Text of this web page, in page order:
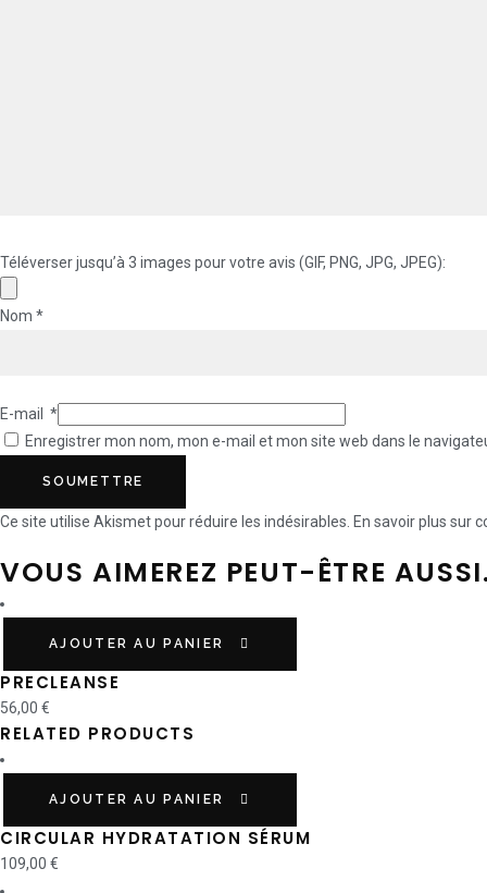
Téléverser jusqu’à 3 images pour votre avis (GIF, PNG, JPG, JPEG):
Nom *
E-mail *
Enregistrer mon nom, mon e-mail et mon site web dans le
Ce site utilise Akismet pour réduire les indésirables. En savoir plus sur
VOUS AIMEREZ PEUT-ÊTRE
AJOUTER AU PANIER
PRECLEANSE
56,00 €
RELATED PRODUCTS
AJOUTER AU PANIER
CIRCULAR HYDRATATION SÉRUM
109,00 €